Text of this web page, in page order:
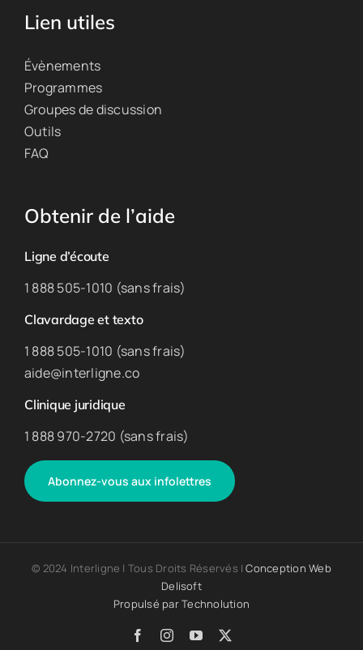
Lien utiles
Évènements
Programmes
Groupes de discussion
Outils
FAQ
Obtenir de l’aide
Ligne d’écoute
1 888 505-1010 (sans frais)
Clavardage et texto
1 888 505-1010 (sans frais)
aide@interligne.co
Clinique juridique
1 888 970-2720 (sans frais)
Abonnez-vous aux infolettres
© 2024 Interligne | Tous Droits Réservés |Conception Web
Delisoft
Propulsé parTechnolution
FacebookInstagram
YouTube